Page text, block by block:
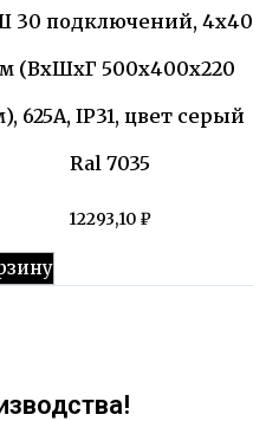
30 подключений, 4х40
(ВхШхГ 500х400х220
625А, IP31, цвет серый
Ral 7035
12293,10 ₽